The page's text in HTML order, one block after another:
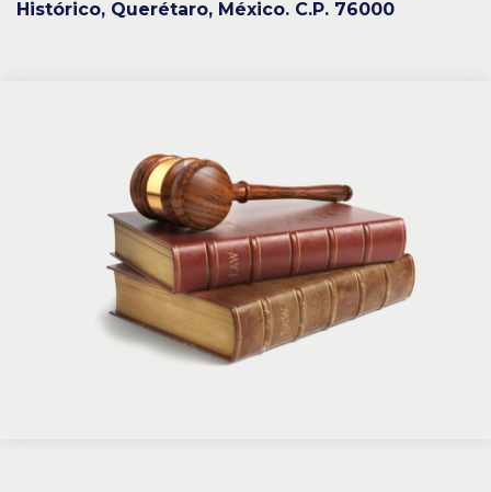
Histórico, Querétaro, México. C.P. 76000